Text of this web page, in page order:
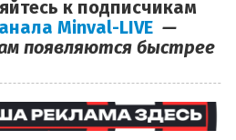
к подписчикам
Minval-LIVE —
появляются быстрее